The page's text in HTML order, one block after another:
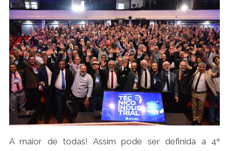
A maior de todas! Assim pode ser definida a 4ª